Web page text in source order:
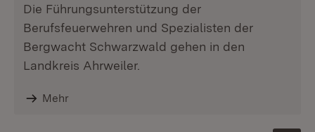
Die Führungsunterstützung der
Berufsfeuerwehren und Spezialisten der
Bergwacht Schwarzwald gehen in den
Landkreis Ahrweiler.
Mehr